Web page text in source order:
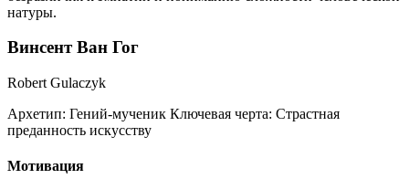
натуры.
Винсент Ван Гог
Robert Gulaczyk
Архетип: Гений-мученик Ключевая черта: Страстная
преданность искусству
Мотивация